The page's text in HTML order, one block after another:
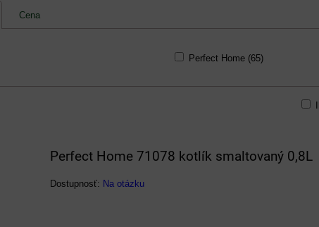
Cena
Perfect Home (65)
Perfect Home 71078 kotlík smaltovaný 0,8L
Dostupnosť: Na otázku